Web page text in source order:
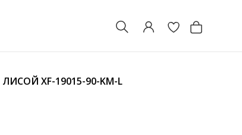
ЛИСОЙ XF-19015-90-KM-L